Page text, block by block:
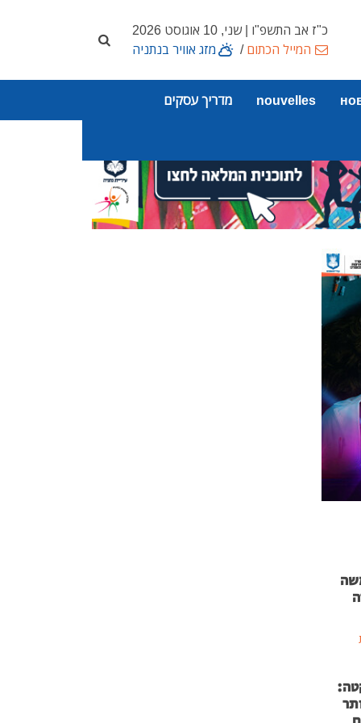
כ"ז אב התשפ"ו | שני, 10 אוגוסט 2026
המייל הכתום/ מזג אוויר בנתניה
nouvelles מדריך עסקים
נמשה
אותר